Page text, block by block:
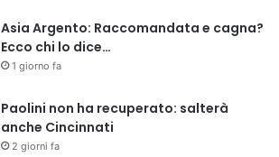
Asia Argento: Raccomandata e cagna?
Ecco chi lo dice…
1 giorno fa
Paolini non ha recuperato: salterà
anche Cincinnati
2 giorni fa